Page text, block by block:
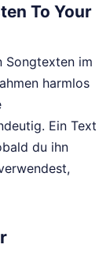
To Your
Songtexten im
harmlos
Ein Text
du ihn